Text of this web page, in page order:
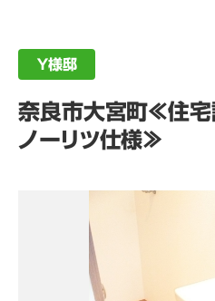
Ｙ様邸
奈良市大宮町≪住宅
ノーリツ仕様≫